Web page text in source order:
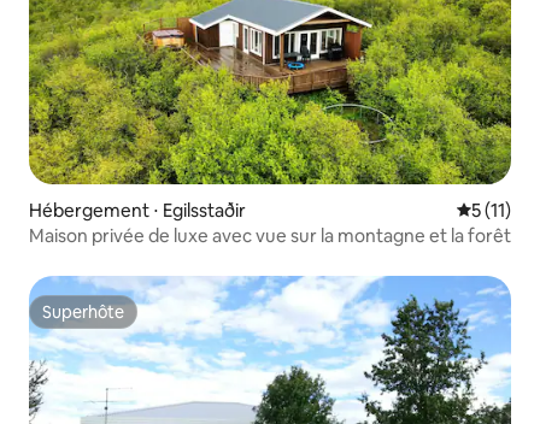
Hébergement ⋅ Egilsstaðir
5 (11)
Maison privée de luxe avec vue sur la montagne et la forêt
Superhôte
Superhôte